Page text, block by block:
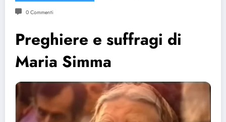
0 Commenti
Preghiere e suffragi di
Maria Simma